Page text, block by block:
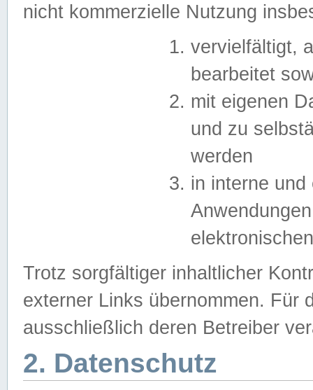
nicht kommerzielle Nutzung
vervielfältigt,
bearbeitet
mit eigenen
und zu
werden
in interne
Trotz sorgfältiger inhaltlicher
externer Links übernommen. Für
ausschließlich deren Betreiber
2. Datenschutz